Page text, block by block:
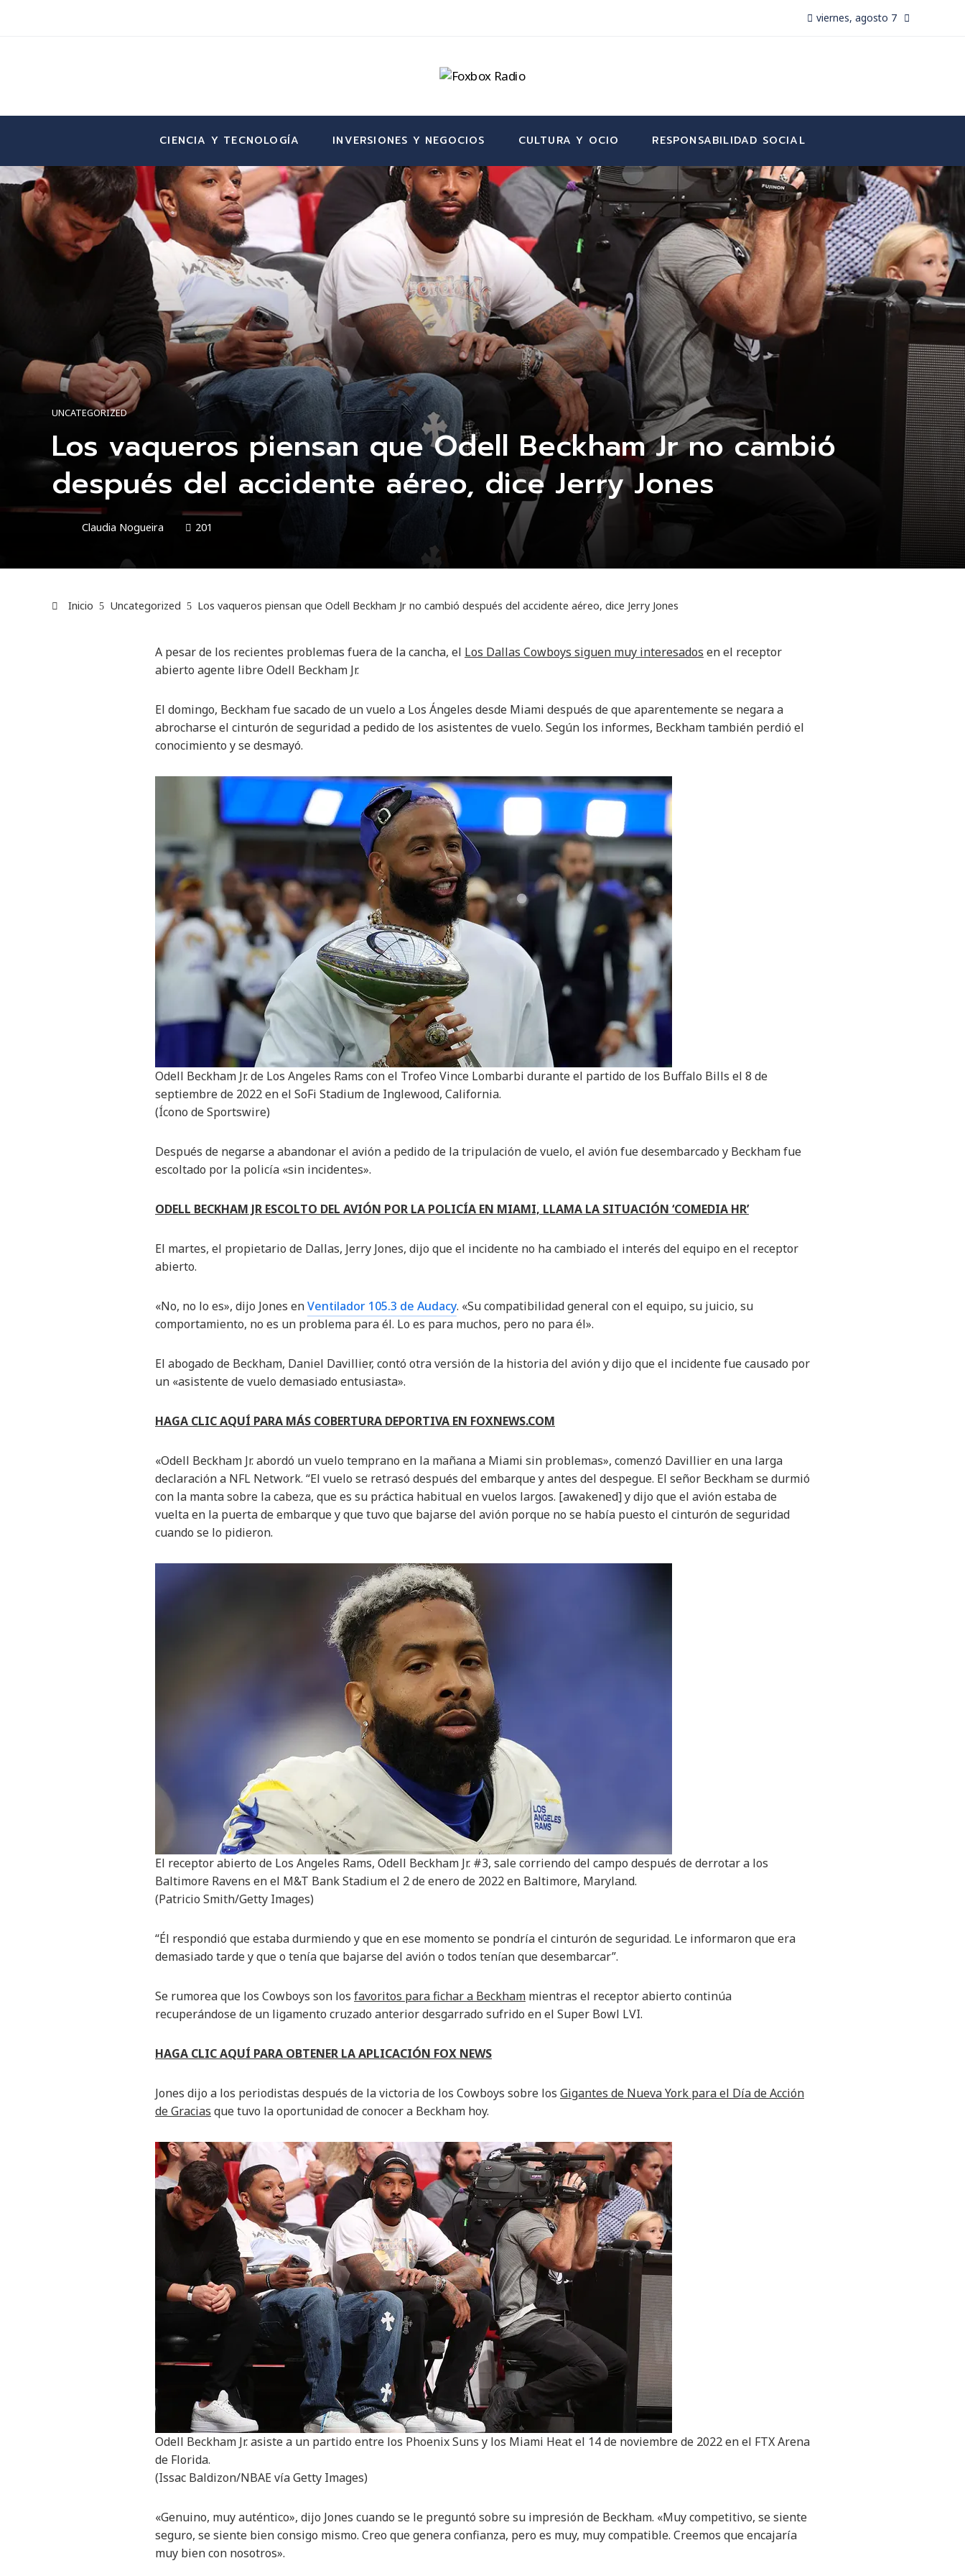
viernes, agosto 7
CIENCIA Y TECNOLOGÍA INVERSIONES Y NEGOCIOS CULTURA Y OCIO RESPONSABILIDAD SOCIAL
UNCATEGORIZED
Los vaqueros piensan que Odell Beckham Jr no cambió
después del accidente aéreo, dice Jerry Jones
Claudia Nogueira 201
Inicio Uncategorized Los vaqueros piensan que Odell Beckham Jr no cambió después del accidente aéreo, dice Jerry Jones
A pesar de los recientes problemas fuera de la cancha, el Los Dallas Cowboys siguen muy interesados en el receptor
abierto agente libre Odell Beckham Jr.
El domingo, Beckham fue sacado de un vuelo a Los Ángeles desde Miami después de que aparentemente se negara a
abrocharse el cinturón de seguridad a pedido de los asistentes de vuelo. Según los informes, Beckham también perdió el
conocimiento y se desmayó.
Odell Beckham Jr. de Los Angeles Rams con el Trofeo Vince Lombarbi durante el partido de los Buffalo Bills el 8 de
septiembre de 2022 en el SoFi Stadium de Inglewood, California.
(Ícono de Sportswire)
Después de negarse a abandonar el avión a pedido de la tripulación de vuelo, el avión fue desembarcado y Beckham fue
escoltado por la policía «sin incidentes».
ODELL BECKHAM JR ESCOLTO DEL AVIÓN POR LA POLICÍA EN MIAMI, LLAMA LA SITUACIÓN ‘COMEDIA HR’
El martes, el propietario de Dallas, Jerry Jones, dijo que el incidente no ha cambiado el interés del equipo en el receptor
abierto.
«No, no lo es», dijo Jones enVentilador 105.3 de Audacy. «Su compatibilidad general con el equipo, su juicio, su
comportamiento, no es un problema para él. Lo es para muchos, pero no para él».
El abogado de Beckham, Daniel Davillier, contó otra versión de la historia del avión y dijo que el incidente fue causado por
un «asistente de vuelo demasiado entusiasta».
HAGA CLIC AQUÍ PARA MÁS COBERTURA DEPORTIVA EN FOXNEWS.COM
«Odell Beckham Jr. abordó un vuelo temprano en la mañana a Miami sin problemas», comenzó Davillier en una larga
declaración a NFL Network. “El vuelo se retrasó después del embarque y antes del despegue. El señor Beckham se durmió
con la manta sobre la cabeza, que es su práctica habitual en vuelos largos. [awakened] y dijo que el avión estaba de
vuelta en la puerta de embarque y que tuvo que bajarse del avión porque no se había puesto el cinturón de seguridad
cuando se lo pidieron.
El receptor abierto de Los Angeles Rams, Odell Beckham Jr. #3, sale corriendo del campo después de derrotar a los
Baltimore Ravens en el M&T Bank Stadium el 2 de enero de 2022 en Baltimore, Maryland.
(Patricio Smith/Getty Images)
“Él respondió que estaba durmiendo y que en ese momento se pondría el cinturón de seguridad. Le informaron que era
demasiado tarde y que o tenía que bajarse del avión o todos tenían que desembarcar”.
Se rumorea que los Cowboys son los favoritos para fichar a Beckham mientras el receptor abierto continúa
recuperándose de un ligamento cruzado anterior desgarrado sufrido en el Super Bowl LVI.
HAGA CLIC AQUÍ PARA OBTENER LA APLICACIÓN FOX NEWS
Jones dijo a los periodistas después de la victoria de los Cowboys sobre los Gigantes de Nueva York para el Día de Acción
de Gracias que tuvo la oportunidad de conocer a Beckham hoy.
Odell Beckham Jr. asiste a un partido entre los Phoenix Suns y los Miami Heat el 14 de noviembre de 2022 en el FTX Arena
de Florida.
(Issac Baldizon/NBAE vía Getty Images)
«Genuino, muy auténtico», dijo Jones cuando se le preguntó sobre su impresión de Beckham. «Muy competitivo, se siente
seguro, se siente bien consigo mismo. Creo que genera confianza, pero es muy, muy compatible. Creemos que encajaría
muy bien con nosotros».